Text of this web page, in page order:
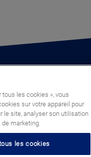
les cookies », vous
sur votre appareil pour
le site, analyser son utilisation
marketing.
les cookies